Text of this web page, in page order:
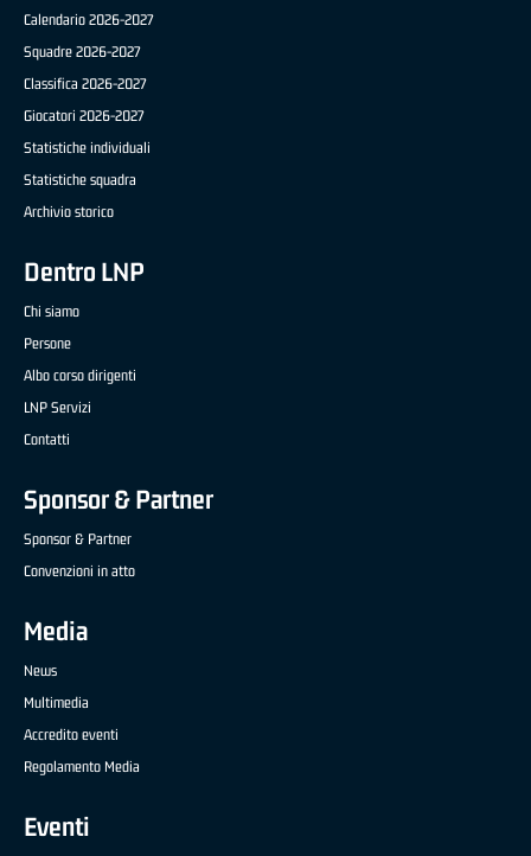
Calendario 2026-2027
Squadre 2026-2027
Classifica 2026-2027
Giocatori 2026-2027
Statistiche individuali
Statistiche squadra
Archivio storico
Dentro LNP
Chi siamo
Persone
Albo corso dirigenti
LNP Servizi
Contatti
Sponsor & Partner
Sponsor & Partner
Convenzioni in atto
Media
News
Multimedia
Accredito eventi
Regolamento Media
Eventi